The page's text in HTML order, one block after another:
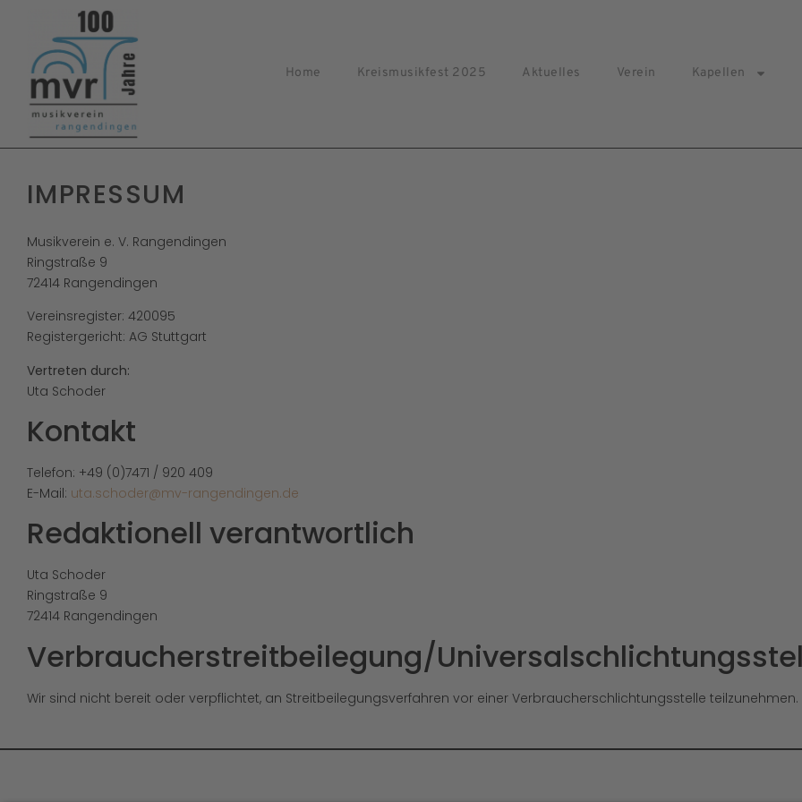
Home Kreismusikfest 2025 Aktuelles Verein Kapellen
IMPRESSUM
Musikverein e. V. Rangendingen
Ringstraße 9
72414 Rangendingen
Vereinsregister: 420095
Registergericht: AG Stuttgart
Vertreten durch:
Uta Schoder
Kontakt
Telefon: +49 (0)7471 / 920 409
E-Mail: uta.schoder@mv-rangendingen.de
Redaktionell verantwortlich
Uta Schoder
Ringstraße 9
72414 Rangendingen
Verbraucher­streit­beilegung/
Wir sind nicht bereit oder verpflichtet, an Streitbeilegungsverfahren vor einer Verbraucherschlichtungsstelle teilzunehmen.